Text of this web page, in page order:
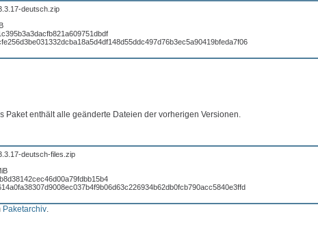
deutsch.zip
Paket enthält alle geänderte Dateien der vorherigen Versionen.
deutsch-files.zip
Paketarchiv.